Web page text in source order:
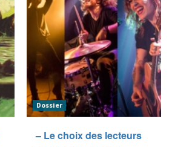
Dossier
– Le choix des lecteurs